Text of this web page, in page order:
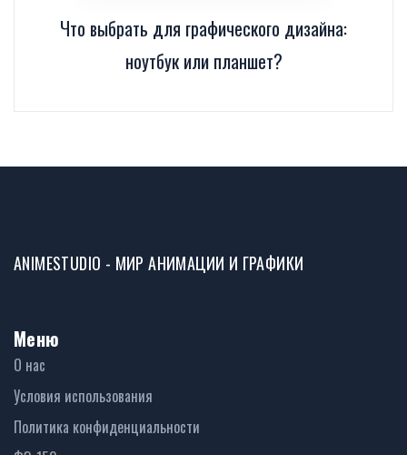
Что выбрать для графического дизайна:
ноутбук или планшет?
ANIMESTUDIO - МИР АНИМАЦИИ И ГРАФИКИ
Меню
О нас
Условия использования
Политика конфиденциальности